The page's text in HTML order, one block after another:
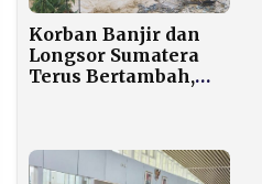
Korban Banjir dan
Longsor Sumatera
Terus Bertambah,